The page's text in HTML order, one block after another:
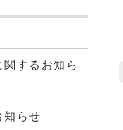
するお知ら
知らせ